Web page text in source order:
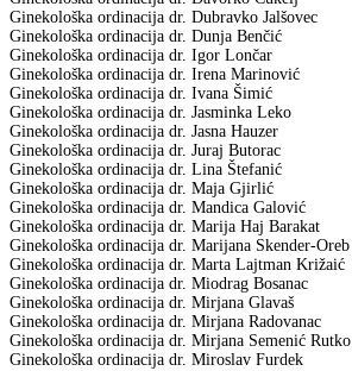
Ginekološka ordinacija dr. Dubravko Jalšovec
Ginekološka ordinacija dr. Dunja Benčić
Ginekološka ordinacija dr. Igor Lončar
Ginekološka ordinacija dr. Irena Marinović
Ginekološka ordinacija dr. Ivana Šimić
Ginekološka ordinacija dr. Jasminka Leko
Ginekološka ordinacija dr. Jasna Hauzer
Ginekološka ordinacija dr. Juraj Butorac
Ginekološka ordinacija dr. Lina Štefanić
Ginekološka ordinacija dr. Maja Gjirlić
Ginekološka ordinacija dr. Mandica Galović
Ginekološka ordinacija dr. Marija Haj Barakat
Ginekološka ordinacija dr. Marijana Skender-Oreb
Ginekološka ordinacija dr. Marta Lajtman Križaić
Ginekološka ordinacija dr. Miodrag Bosanac
Ginekološka ordinacija dr. Mirjana Glavaš
Ginekološka ordinacija dr. Mirjana Radovanac
Ginekološka ordinacija dr. Mirjana Semenić Rutko
Ginekološka ordinacija dr. Miroslav Furdek